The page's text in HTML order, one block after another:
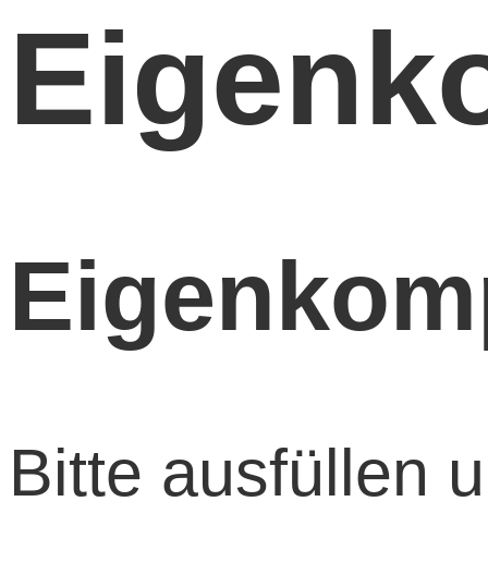
Bitte ausfüllen